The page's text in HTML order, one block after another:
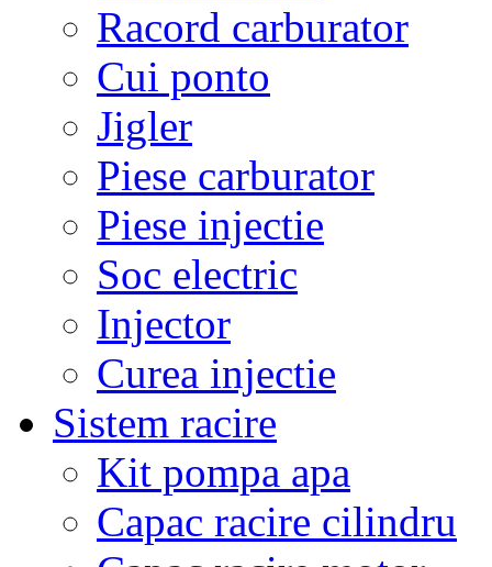
Racord carburator
Cui ponto
Jigler
Piese carburator
Piese injectie
Soc electric
Injector
Curea injectie
Sistem racire
Kit pompa apa
Capac racire cilindru